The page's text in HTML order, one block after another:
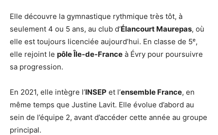
Elle découvre la gymnastique rythmique très tôt, à
seulement 4 ou 5 ans, au club d’Élancourt Maurepas, où
elle est toujours licenciée aujourd’hui. En classe de 5ᵉ,
elle rejoint le pôle Île-de-France à Évry pour poursuivre
sa progression.
En 2021, elle intègre l’INSEP et l’ensemble France, en
même temps que Justine Lavit. Elle évolue d’abord au
sein de l’équipe 2, avant d’accéder cette année au groupe
principal.